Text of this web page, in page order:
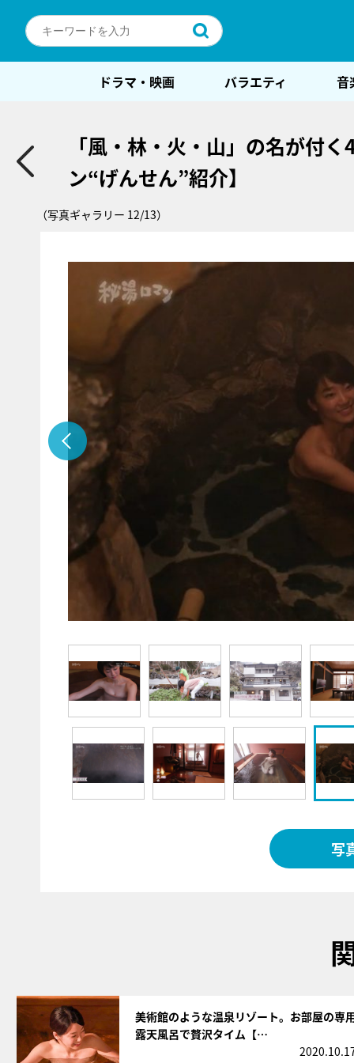
ドラマ・映画 バラエティ 音
「風・林・火・山」の名が付
ン“げんせん”紹介】
（写真ギャラリー 12/13）
写
美術館のような温泉リゾート。お部屋の専
露天風呂で贅沢タイム【…